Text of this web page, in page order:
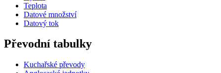
Teplota
Datové množství
Datový tok
Převodní tabulky
Kuchařské převody